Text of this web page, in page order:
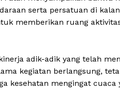
serta persatuan di
memberikan ruang
adik-adik yang telah
kegiatan berlangsung,
kesehatan mengingat